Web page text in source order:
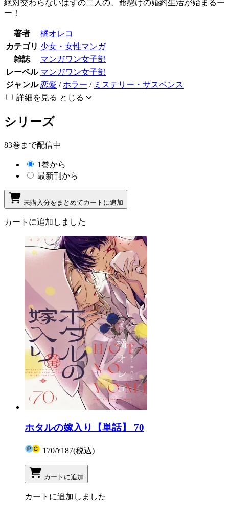
絶対交わらないはずの二人の、命懸けの婚約生活が始まるー
ー！
著者
橘オレコ
カテゴリ 少女・女性マンガ
雑誌
マンガワン女子部
レーベル マンガワン女子部
ジャンル 恋愛 / ホラー / ミステリー・サスペンス
詳細を見る とじる
シリーズ
83巻まで配信中
1巻から
最新刊から
未購入分をまとめてカートに追加
カートに追加しました
ホタルの嫁入り【単話】 70
170/¥187(税込)
カートに追加
カートに追加しました